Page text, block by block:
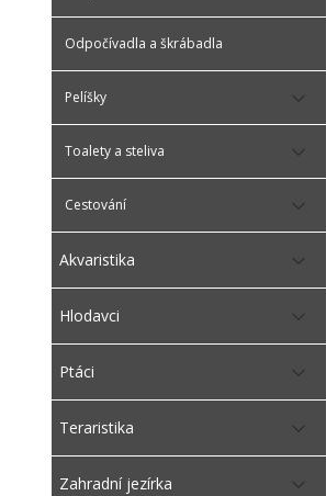
Odpočívadla a škrábadla
Pelíšky
Toalety a steliva
Cestování
Akvaristika
Hlodavci
Ptáci
Teraristika
Zahradní jezírka